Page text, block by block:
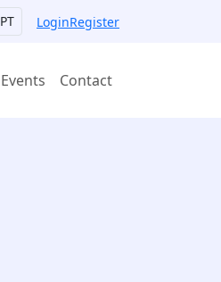
PT LoginRegister
Events Contact